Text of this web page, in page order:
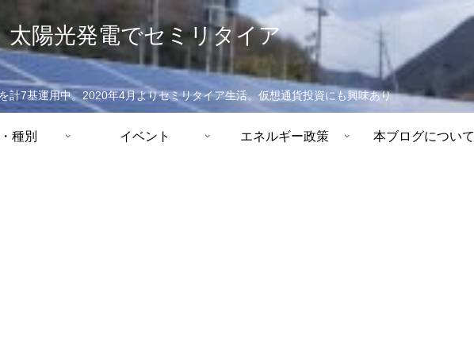
太陽光発電でセミリタイア
計7基運用中。2020年4月よりセミリタイア生活。仮想通貨投資にも興味あり
種別 イベント エネルギー政策 本ブログについて